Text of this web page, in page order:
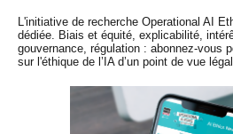
L'initiative de recherche Operational AI
dédiée. Biais et équité, explicabilité,
gouvernance, régulation : abonnez-vous
sur l'éthique de l’IA d’un point de vue